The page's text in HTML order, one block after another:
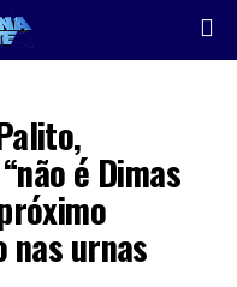
é Dimas
nas urnas